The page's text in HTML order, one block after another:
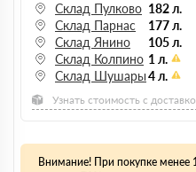
Склад Пулково 182 л.
Склад Парнас
177 л.
Склад Янино
105 л.
Склад Колпино 1 л.
Склад Шушары4 л.
Узнать стоимость с
Внимание! При покупке менее